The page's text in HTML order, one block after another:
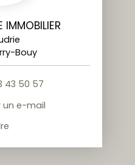
Bouy
43 50 57
un e-mail